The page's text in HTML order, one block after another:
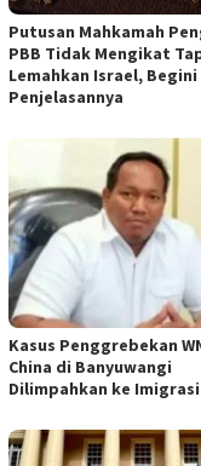
Putusan Mahkamah
PBB Tidak Mengikat
Lemahkan Israel, Begini
Penjelasannya
Kasus Penggrebekan
China di Banyuwangi
Dilimpahkan ke Imigrasi